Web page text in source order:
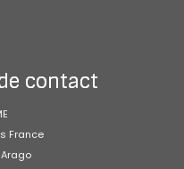
contact
France
Arago